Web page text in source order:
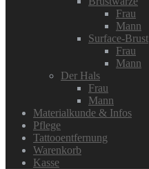
Frau
Mann
Surface-Brust
Frau
Mann
Der Hals
Frau
Mann
Materialkunde & Infos
Pflege
Tattooentfernung
Warenkorb
Kasse